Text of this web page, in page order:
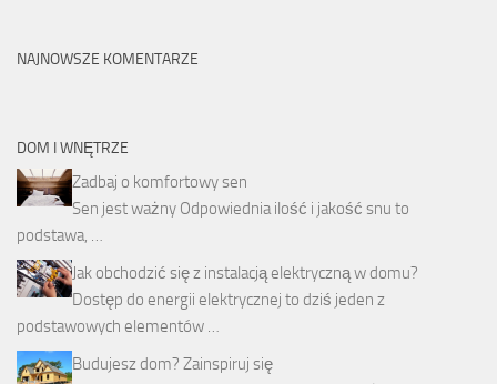
NAJNOWSZE KOMENTARZE
DOM I WNĘTRZE
Zadbaj o komfortowy sen
Sen jest ważny Odpowiednia ilość i jakość snu to
podstawa, …
Jak obchodzić się z instalacją elektryczną w domu?
Dostęp do energii elektrycznej to dziś jeden z
podstawowych elementów …
Budujesz dom? Zainspiruj się